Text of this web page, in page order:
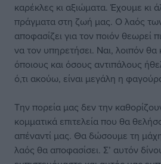
καρέκλες κι αξιώματα. Έχουμε κι
πράγματα στη ζωή μας. Ο λαός
αποφασίζει για τον ποιόν θεωρεί
να τον υπηρετήσει. Ναι, λοιπόν
όποιους και όσους αντιπάλους
ό,τι ακούω, είναι μεγάλη η
Την πορεία μας δεν την
κομματικά επιτελεία που θα
απέναντί μας. Θα δώσουμε τη
λαός θα αποφασίσει. Σ’ αυτόν